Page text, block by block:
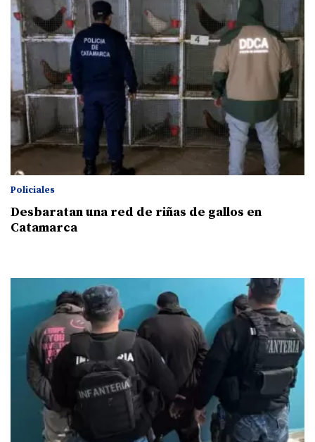
Policiales
Desbaratan una red de riñas de gallos en
Catamarca